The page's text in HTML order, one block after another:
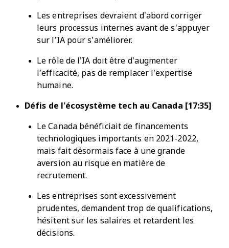
Les entreprises devraient d’abord corriger
leurs processus internes avant de s’appuyer
sur l’IA pour s’améliorer.
Le rôle de l’IA doit être d’augmenter
l’efficacité, pas de remplacer l’expertise
humaine.
Défis de l’écosystème tech au Canada [17:35]
Le Canada bénéficiait de financements
technologiques importants en 2021-2022,
mais fait désormais face à une grande
aversion au risque en matière de
recrutement.
Les entreprises sont excessivement
prudentes, demandent trop de qualifications,
hésitent sur les salaires et retardent les
décisions.